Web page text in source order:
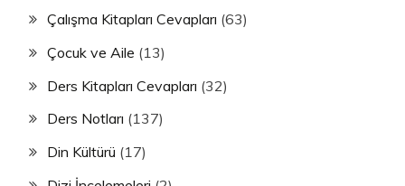
Çalışma Kitapları Cevapları (63)
Çocuk ve Aile (13)
Ders Kitapları Cevapları (32)
Ders Notları (137)
Din Kültürü (17)